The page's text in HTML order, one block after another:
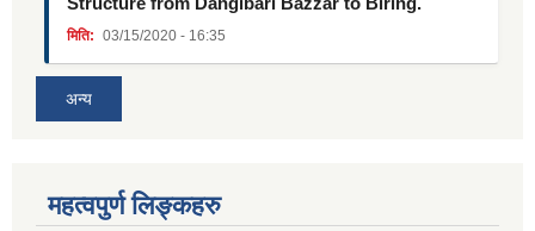
मिति: 03/15/2020 - 16:35
अन्य
महत्वपुर्ण लिङ्कहरु